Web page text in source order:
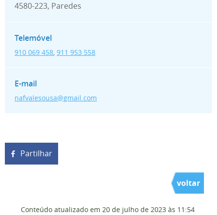
4580-223, Paredes
910 069 458, 911 953 558
nafvalesousa@gmail.com
Partilhar
voltar
Conteúdo atualizado em 20 de julho de 2023 às 11:54